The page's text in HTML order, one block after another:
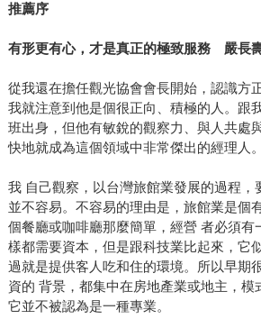
推薦序
有形更有心，才是真正的極致服務 嚴長
從我還在擔任觀光協會會長開始，認識方
我就注意到他是個很正向、積極的人。跟
班出身，但他有敏銳的觀察力、與人共處
快地就成為這個領域中非常傑出的經理人。
我 自己觀察，以台灣旅館業發展的過程，
並不容易。不容易的理由是，旅館業是個
個餐廳或咖啡廳那麼簡單，經營 者必須有
樣都需要資本，但是跟科技業比起來，它
過就是提供客人吃和住的環境。所以早期
資的 背景，都集中在房地產業或地主，模
它並不被認為是一種專業。